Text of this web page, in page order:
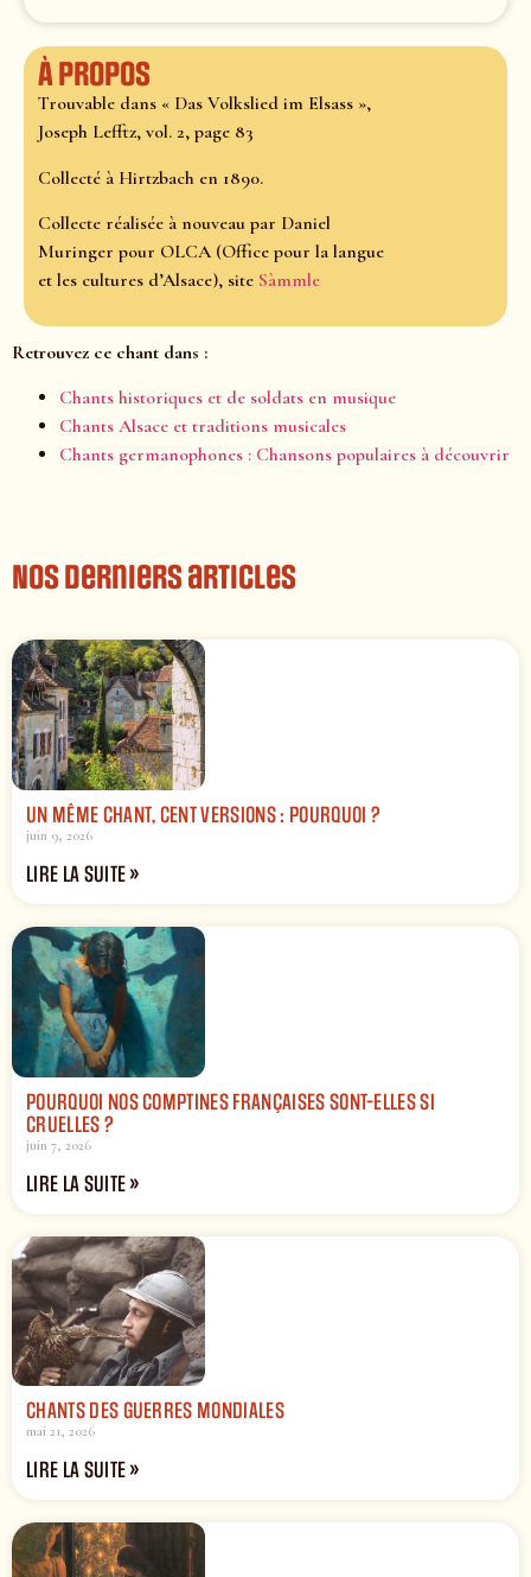
À propos
Trouvable dans « Das Volkslied im Elsass »,
Joseph Lefftz, vol. 2, page 83
Collecté à Hirtzbach en 1890.
Collecte réalisée à nouveau par Daniel
Muringer pour OLCA (Office pour la langue
et les cultures d’Alsace), site Sàmmle
Retrouvez ce chant dans :
Chants historiques et de soldats en musique
Chants Alsace et traditions musicales
Chants germanophones : Chansons populaires à découvrir
Nos derniers articles
UN MÊME CHANT, CENT VERSIONS : POURQUOI ?
juin 9, 2026
LIRE LA SUITE »
POURQUOI NOS COMPTINES FRANÇAISES SONT-ELLES SI
CRUELLES ?
juin 7, 2026
LIRE LA SUITE »
CHANTS DES GUERRES MONDIALES
mai 21, 2026
LIRE LA SUITE »